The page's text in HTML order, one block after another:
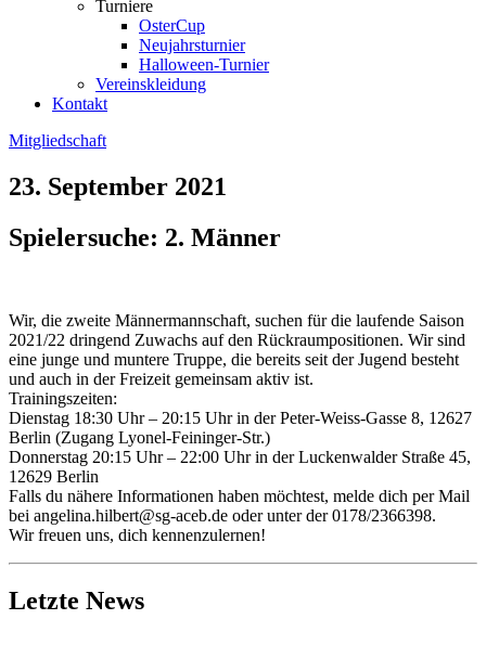
Turniere
OsterCup
Neujahrsturnier
Halloween-Turnier
Vereinskleidung
Kontakt
Mitgliedschaft
23. September 2021
Spielersuche: 2. Männer
Wir, die zwei­te Män­ner­mann­schaft, suchen für die lau­fen­de Sai­son
2021/22 drin­gend Zuwachs auf den Rück­raum­po­si­tio­nen. Wir sind
eine jun­ge und mun­te­re Trup­pe, die bereits seit der Jugend besteht
und auch in der Frei­zeit gemein­sam aktiv ist.
Trai­nings­zei­ten:
Diens­tag 18:30 Uhr – 20:15 Uhr in der Peter-Weiss-Gas­se 8, 12627
Ber­lin (Zugang Lyo­nel-Fei­nin­ger-Str.)
Don­ners­tag 20:15 Uhr – 22:00 Uhr in der Lucken­wal­der Stra­ße 45,
12629 Ber­lin
Falls du nähe­re Infor­ma­tio­nen haben möch­test, mel­de dich per Mail
bei angelina.​hilbert@​sg-​aceb.​de oder unter der 0178/2366398.
Wir freu­en uns, dich ken­nen­zu­ler­nen!
Letzte News